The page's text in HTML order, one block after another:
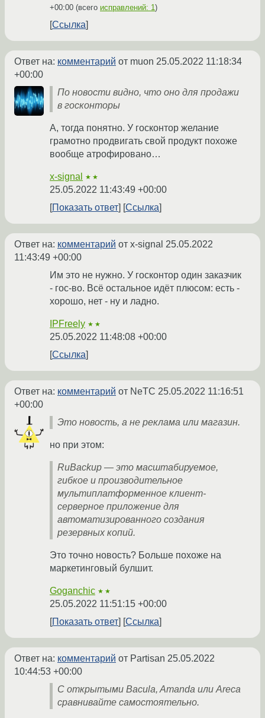
+00:00 (всего исправлений: 1)
Ссылка
Ответ на: комментарий от muon 25.05.2022 11:18:34
+00:00
По новости видно, что оно для продажи
в госконторы
А, тогда понятно. У госконтор желание
грамотно продвигать свой продукт похоже
вообще атрофировано…
x-signal ★★
25.05.2022 11:43:49 +00:00
Показать ответ
Ссылка
Ответ на: комментарий от x-signal 25.05.2022
11:43:49 +00:00
Им это не нужно. У госконтор один заказчик
- гос-во. Всё остальное идёт плюсом: есть -
хорошо, нет - ну и ладно.
IPFreely ★★
25.05.2022 11:48:08 +00:00
Ссылка
Ответ на: комментарий от NeTC 25.05.2022 11:16:51
+00:00
Это новость, а не реклама или магазин.
но при этом:
RuBackup — это масштабируемое,
гибкое и производительное
мультиплатформенное клиент-
серверное приложение для
автоматизированного создания
резервных копий.
Это точно новость? Больше похоже на
маркетинговый булшит.
Goganchic ★★
25.05.2022 11:51:15 +00:00
Показать ответ
Ссылка
Ответ на: комментарий от Partisan 25.05.2022
10:44:53 +00:00
С открытыми Bacula, Amanda или Areca
сравнивайте самостоятельно.